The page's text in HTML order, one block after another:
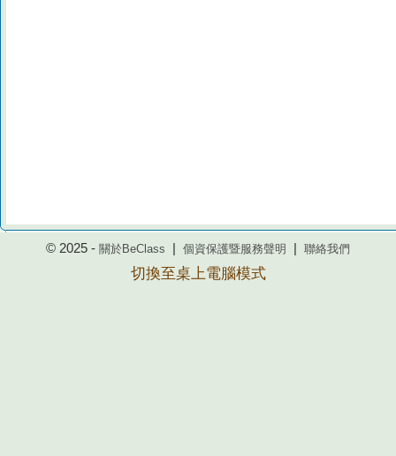
© 2025 - 關於BeClass 個資保護暨服務聲明 聯絡我們
切換至桌上電腦模式